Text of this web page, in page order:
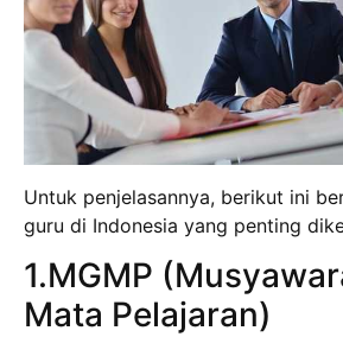
Untuk penjelasannya, berikut ini
guru di Indonesia yang penting
1.MGMP
Mata Pelajaran)